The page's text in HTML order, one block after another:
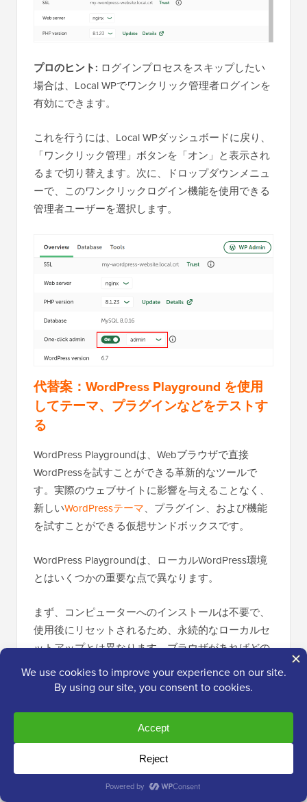
プロのヒント: ログインプロセスをスキップしたい
場合は、Local WPでワンクリック管理者ログインを
有効にできます。
これを行うには、Local WPダッシュボードに戻り、
「ワンクリック管理」ボタンを「オン」と表示され
るまで切り替えます。次に、ドロップダウンメニュ
ーで、このワンクリックログイン機能を使用できる
管理者ユーザーを選択します。
代替案：WordPress Playground を使用
してテーマ、プラグインなどをテストす
る
WordPress Playgroundは、Webブラウザで直接
WordPressを試すことができる革新的なツールで
す。実際のウェブサイトに影響を与えることなく、
新しいWordPressテーマ、プラグイン、および機能
を試すことができる仮想サンドボックスです。
WordPress Playgroundは、ローカルWordPress環境
とはいくつかの重要な点で異なります。
まず、コンピューターへのインストールは不要で、
使用後にリセットされるため、永続的なローカルセ
ットアップとは異なります。ブラウザがあればどの
デバイスからでもアクセスできますが、ローカルイ
ンストールは1台のコンピューターに紐付けられま
WordPress Playground は簡単なテストや学習に最適
ですが、Windows コンピューター上のローカル
WordPress 環境は、長期的な開発プロジェクトによ
り多くの柔軟性を提供します。